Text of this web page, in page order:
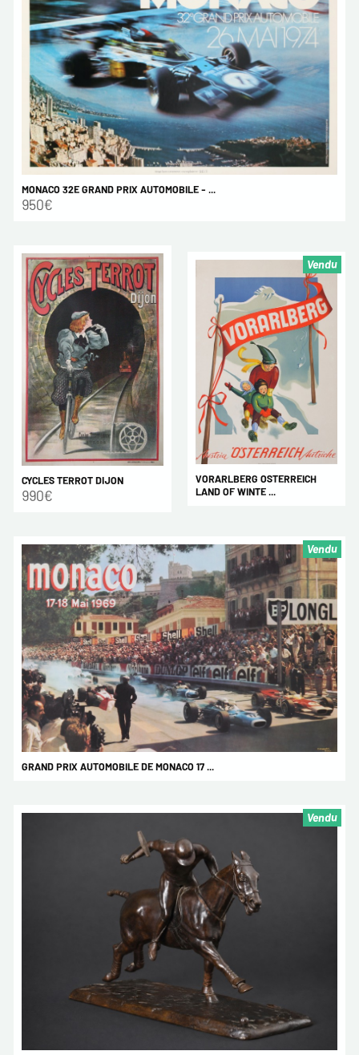
MONACO 32E GRAND PRIX AUTOMOBILE - ...
950€
CYCLES TERROT DIJON
990€
VORARLBERG OSTERREICH
LAND OF WINTE ...
Vendu
GRAND PRIX AUTOMOBILE DE MONACO 17 ...
Vendu
Vendu